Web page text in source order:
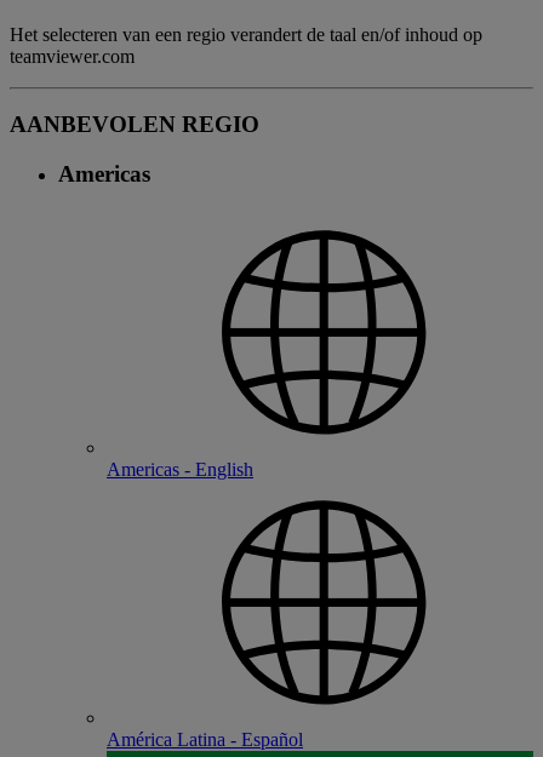
Het selecteren van een regio verandert de taal en/of inhoud op
teamviewer.com
AANBEVOLEN REGIO
Americas
Americas - English
América Latina - Español